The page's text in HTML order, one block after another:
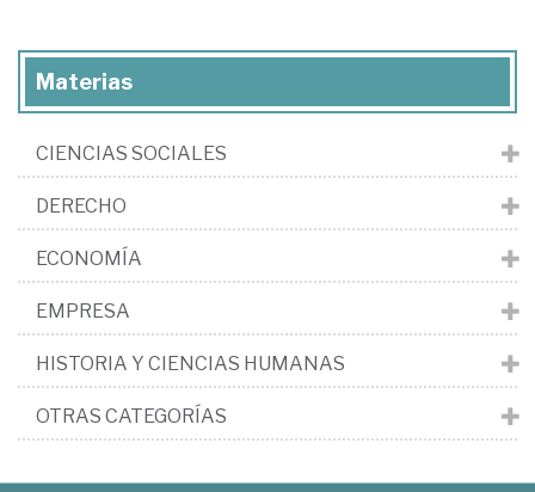
Materias
CIENCIAS SOCIALES
DERECHO
ECONOMÍA
EMPRESA
HISTORIA Y CIENCIAS HUMANAS
OTRAS CATEGORÍAS